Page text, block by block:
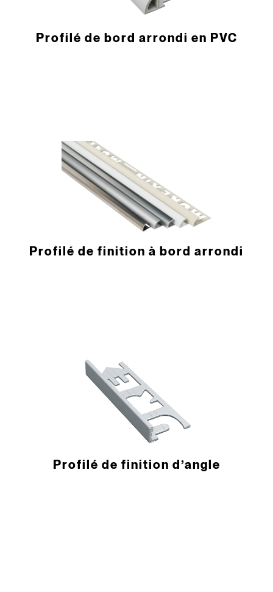
­Profilé de bord arrondi en PVC
­Profilé de finition à bord arrondi
­Profilé de finition d’angle